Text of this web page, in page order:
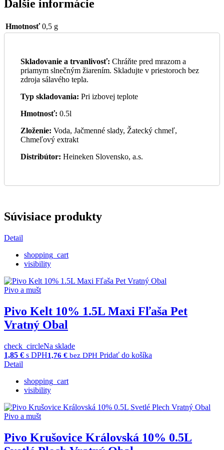
Ďalšie informácie
Hmotnosť 0,5 g
Skladovanie a trvanlivosť: Chráňte pred mrazom a
priamym slnečným žiarením. Skladujte v priestoroch bez
zdroja sálavého tepla.
Typ skladovania: Pri izbovej teplote
Hmotnosť: 0.5l
Zloženie: Voda, Jačmenné slady, Žatecký chmeľ,
Chmeľový extrakt
Distribútor: Heineken Slovensko, a.s.
Súvisiace produkty
Detail
shopping_cart
visibility
Pivo a mušt
Pivo Kelt 10% 1.5L Maxi Fľaša Pet
Vratný Obal
check_circleNa sklade
1,85 € s DPH1,76 € bez DPH Pridať do košíka
Detail
shopping_cart
visibility
Pivo a mušt
Pivo Krušovice Královská 10% 0.5L